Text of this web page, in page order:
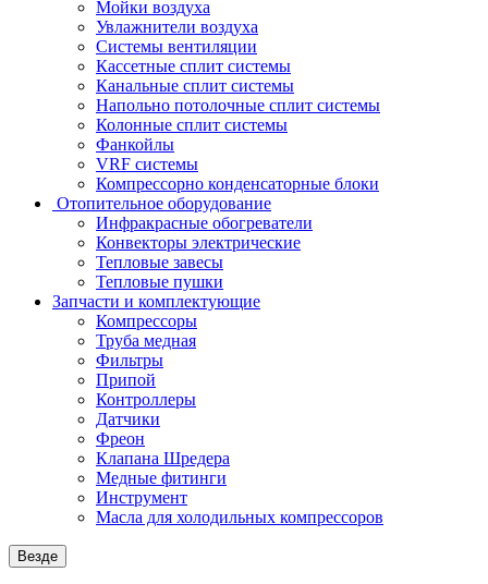
Мойки воздуха
Увлажнители воздуха
Системы вентиляции
Кассетные сплит системы
Канальные сплит системы
Напольно потолочные сплит системы
Колонные сплит системы
Фанкойлы
VRF системы
Компрессорно конденсаторные блоки
Отопительное оборудование
Инфракрасные обогреватели
Конвекторы электрические
Тепловые завесы
Тепловые пушки
Запчасти и комплектующие
Компрессоры
Труба медная
Фильтры
Припой
Контроллеры
Датчики
Фреон
Клапана Шредера
Медные фитинги
Инструмент
Масла для холодильных компрессоров
Везде